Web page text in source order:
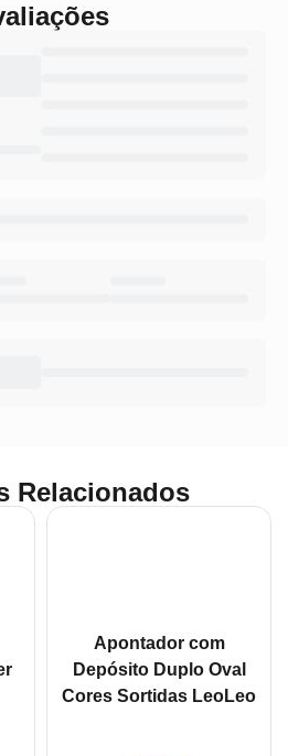
Relacionados
Apontador com
Depósito Duplo Oval
Cores Sortidas LeoLeo